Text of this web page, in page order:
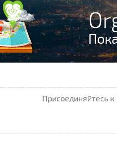
Присоединяйтесь